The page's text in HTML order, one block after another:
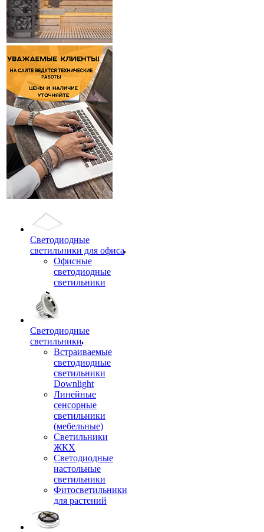
Светодиодные
светильники для офиса
Офисные
светодиодные
светильники
Светодиодные
светильники
Встраиваемые
светодиодные
светильники
Downlight
Линейные
сенсорные
светильники
(мебельные)
Светильники
ЖКХ
Светодиодные
настольные
светильники
Фитосветильники
для растений